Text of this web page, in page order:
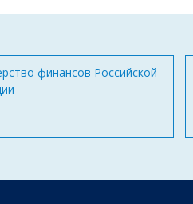
финансов Российской